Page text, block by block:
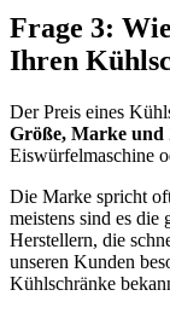
Frage 3:
Ihren
Der Preis eines
Größe, Marke und
Eiswürfelmaschine
Die Marke spricht
meistens sind es die
Herstellern, die
unseren Kunden
Kühlschränke